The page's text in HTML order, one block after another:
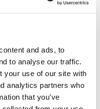
and ads, to
to analyse our traffic.
your use of our site with
analytics partners who
that you’ve